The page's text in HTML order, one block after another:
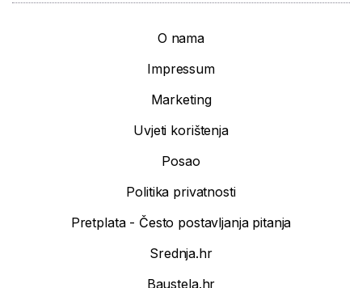
O nama
Impressum
Marketing
Uvjeti korištenja
Posao
Politika privatnosti
Pretplata - Često postavljanja pitanja
Srednja.hr
Baustela.hr